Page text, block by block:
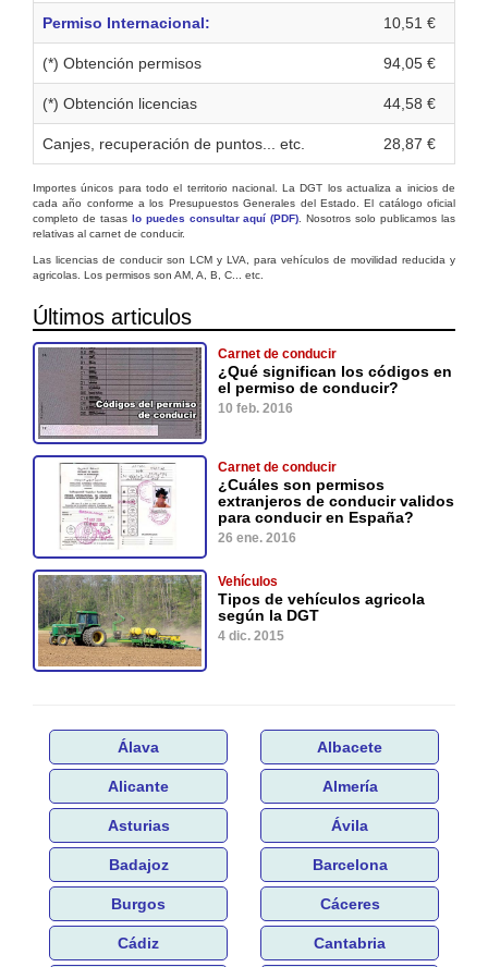
Permiso Internacional: 10,51 €
(*) Obtención permisos 94,05 €
(*) Obtención licencias 44,58 €
Canjes, recuperación de puntos... etc. 28,87 €
Importes únicos para todo el territorio nacional. La DGT los actualiza a inicios de
cada año conforme a los Presupuestos Generales del Estado. El catálogo oficial
completo de tasas lo puedes consultar aquí (PDF) . Nosotros solo publicamos las
relativas al carnet de conducir.
Las licencias de conducir son LCM y LVA, para vehículos de movilidad reducida y
agricolas. Los permisos son AM, A, B, C... etc.
Últimos articulos
Carnet de conducir
¿Qué significan los códigos en
el permiso de conducir?
10 feb. 2016
Carnet de conducir
¿Cuáles son permisos
extranjeros de conducir validos
para conducir en España?
26 ene. 2016
Vehículos
Tipos de vehículos agricola
según la DGT
4 dic. 2015
Álava Albacete
Alicante Almería
Asturias Ávila
Badajoz Barcelona
Burgos Cáceres
Cádiz Cantabria